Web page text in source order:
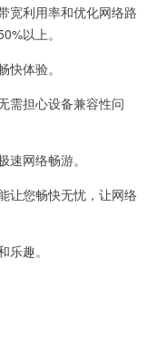
利用率和优化网络路
以上。
体验。
担心设备兼容性问
网络畅游。
您畅快无忧，让网络
趣。